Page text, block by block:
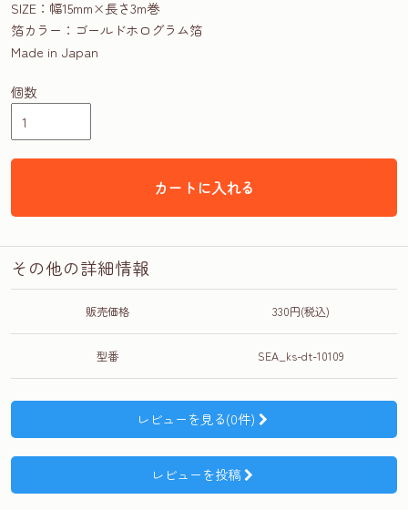
SIZE：幅15mm×長さ3m巻
箔カラー：ゴールドホログラム箔
Made in Japan
個数
カートに入れる
その他の詳細情報
販売価格 330円(税込)
型番 SEA_ks-dt-10109
レビューを見る(0件)
レビューを投稿